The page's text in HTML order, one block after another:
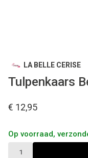
LA BELLE CERISE
Tulpenkaars
€ 12,95
Op voorraad,